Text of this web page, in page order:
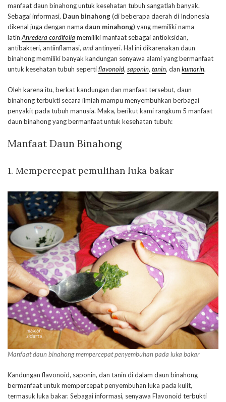
manfaat daun binahong untuk kesehatan tubuh sangatlah banyak.
Sebagai informasi, Daun binahong(di beberapa daerah di Indonesia
dikenal juga dengan nama daun minahong) yang memiliki nama
latin Anredera cordifolia memiliki manfaat sebagai antioksidan,
antibakteri, antiinflamasi, andantinyeri. Hal ini dikarenakan daun
binahong memiliki banyak kandungan senyawa alami yang bermanfaat
untuk kesehatan tubuh sepertiflavonoid, saponin, tanin, dan kumarin.
Oleh karena itu, berkat kandungan dan manfaat tersebut, daun
binahong terbukti secara ilmiah mampu menyembuhkan berbagai
penyakit pada tubuh manusia. Maka, berikut kami rangkum 5 manfaat
daun binahong yang bermanfaat untuk kesehatan tubuh:
Manfaat Daun Binahong
1. Mempercepat pemulihan luka bakar
Manfaat daun binahong mempercepat penyembuhan pada luka bakar
Kandungan flavonoid, saponin, dan tanin di dalam daun binahong
bermanfaat untuk mempercepat penyembuhan luka pada kulit,
termasuk luka bakar. Sebagai informasi, senyawa Flavonoid terbukti